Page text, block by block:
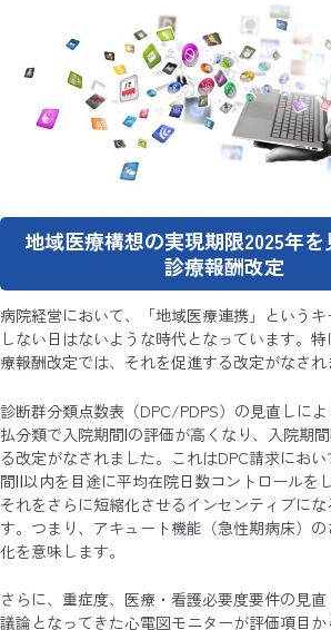
地域医療構想の実現期限2025年を
診療報酬改定
病院経営において、「地域医療連携」という
しない日はないような時代となっています。
療報酬改定では、それを促進する改定がなされ
診断群分類点数表（DPC/PDPS）の見直しによ
払分類で入院期間Ⅰの評価が高くなり、入院期
る改定がなされました。これはDPC請求にお
間Ⅱ以内を目途に平均在院日数コントロールを
それをさらに短縮化させるインセンティブにな
す。つまり、アキュート機能（急性期病床）
化を意味します。
さらに、重症度、医療・看護必要度要件の見
議論となってきた心電図モニターが評価項目か